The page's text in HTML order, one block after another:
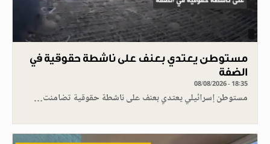
مستوطن يعتدي بعنف على ناشطة حقوقية في
الضفة
08/08/2026 - 18:35
مستوطن إسرائيلي يعتدي بعنف على ناشطة حقوقية تضامنت…